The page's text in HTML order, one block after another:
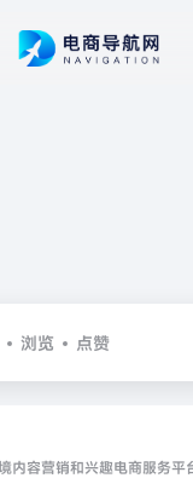
浏览 点赞